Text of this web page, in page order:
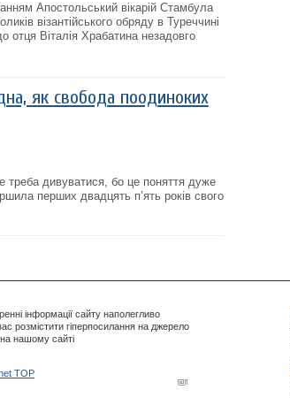
Апостольський вікарій Стамбула
візантійського обряду в Туреччині
отця Віталія Храбатина незадовго
як свобода поодиноких
дивуватися, бо це поняття дуже
перших двадцять п’ять років свого
інформації сайту наполегливо
розмістити гіперпосилання на джерело
на нашому сайті